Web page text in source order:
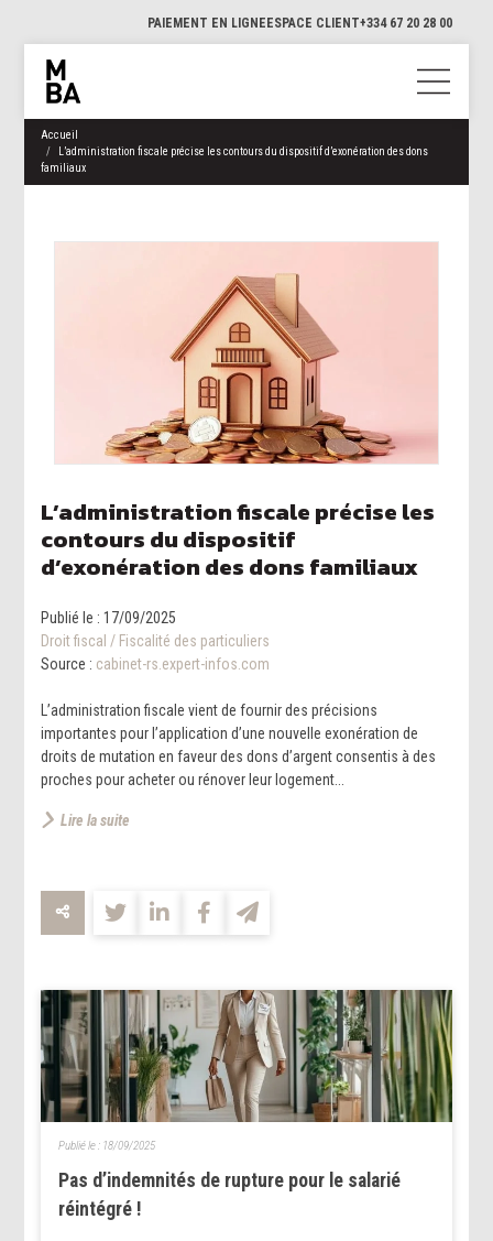
PAIEMENT EN LIGNEESPACE CLIENT+334 67 20 28 00
Accueil
L’administration fiscale précise les contours du dispositif d’exonération des dons
familiaux
L’administration fiscale précise les
contours du dispositif
d’exonération des dons familiaux
Publié le :17/09/2025
Droit fiscal / Fiscalité des particuliers
Source : cabinet-rs.expert-infos.com
L’administration fiscale vient de fournir des précisions
importantes pour l’application d’une nouvelle exonération de
droits de mutation en faveur des dons d’argent consentis à des
proches pour acheter ou rénover leur logement...
Lire la suite
Pas d’indemnités de rupture pour le salarié
réintégré !
Publié le : 18/09/2025